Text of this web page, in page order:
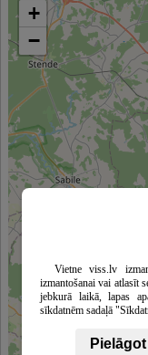
+
−
Vietne viss.lv
izmantošanai vai atlasīt
jebkurā laikā, lapas
sīkdatnēm sadaļā